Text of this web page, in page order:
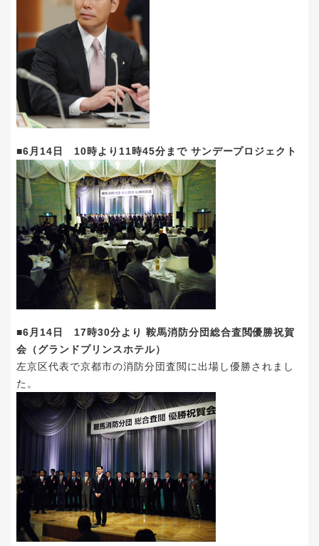
■6月14日 10時より11時45分まで サンデープロジェクト
■6月14日 17時30分より 鞍馬消防分団総合査閲優勝祝賀
会（グランドプリンスホテル）
左京区代表で京都市の消防分団査閲に出場し優勝されまし
た。